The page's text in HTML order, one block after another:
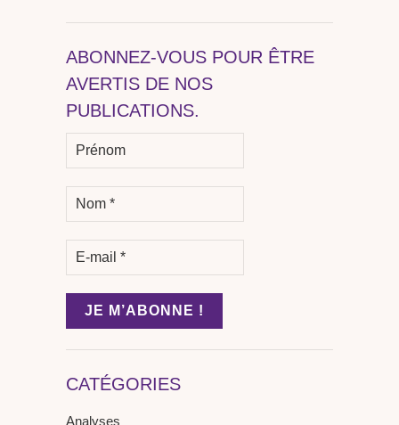
ABONNEZ-VOUS POUR ÊTRE
AVERTIS DE NOS
PUBLICATIONS.
CATÉGORIES
Analyses